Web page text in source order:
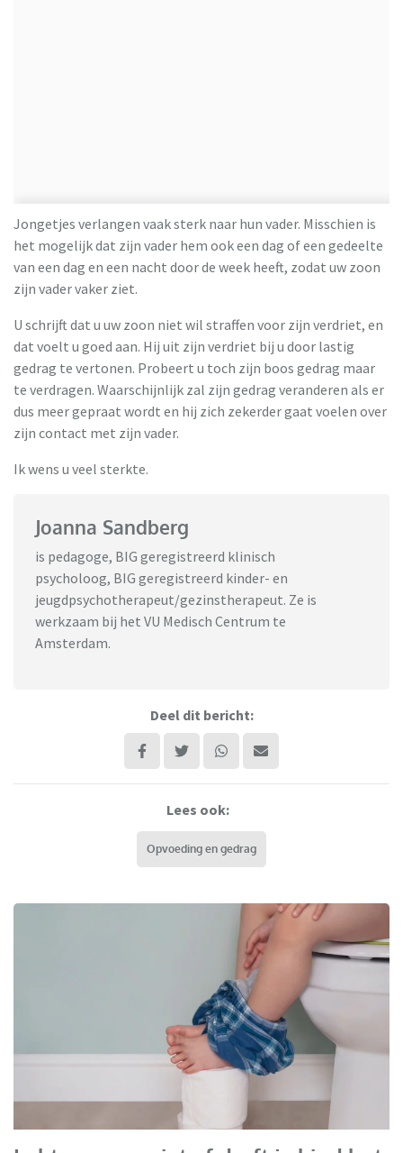
Jongetjes verlangen vaak sterk naar hun vader. Misschien is
het mogelijk dat zijn vader hem ook een dag of een gedeelte
van een dag en een nacht door de week heeft, zodat uw zoon
zijn vader vaker ziet.
U schrijft dat u uw zoon niet wil straffen voor zijn verdriet, en
dat voelt u goed aan. Hij uit zijn verdriet bij u door lastig
gedrag te vertonen. Probeert u toch zijn boos gedrag maar
te verdragen. Waarschijnlijk zal zijn gedrag veranderen als er
dus meer gepraat wordt en hij zich zekerder gaat voelen over
zijn contact met zijn vader.
Ik wens u veel sterkte.
Joanna Sandberg
is pedagoge, BIG geregistreerd klinisch
psycholoog, BIG geregistreerd kinder- en
jeugdpsychotherapeut/gezinstherapeut. Ze is
werkzaam bij het VU Medisch Centrum te
Amsterdam.
Deel dit bericht:
Lees ook:
Opvoeding en gedrag